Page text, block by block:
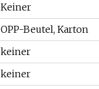
Keiner
OPP-Beutel, Karton
keiner
keiner